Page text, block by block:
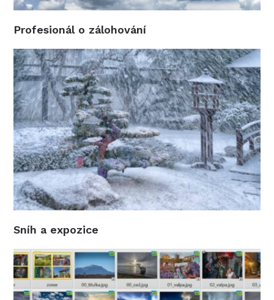
Profesionál o zálohování
Sníh a expozice